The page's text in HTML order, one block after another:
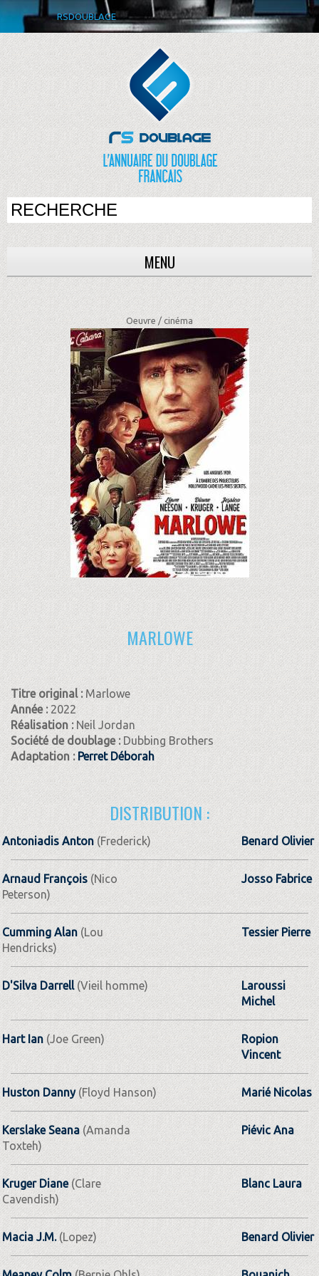
RSDOUBLAGE
MENU
Oeuvre /cinéma
MARLOWE
Titre original : Marlowe
Année : 2022
Réalisation :Neil Jordan
Société de doublage :Dubbing Brothers
Adaptation : Perret Déborah
DISTRIBUTION :
Antoniadis Anton(Frederick) Benard Olivier
Arnaud François(Nico
Peterson)
Josso Fabrice
Cumming Alan (Lou
Hendricks)
Tessier Pierre
D'Silva Darrell (Vieil homme)
Laroussi
Michel
Hart Ian(Joe Green)
Ropion
Vincent
Huston Danny(Floyd Hanson) Marié Nicolas
Kerslake Seana(Amanda
Toxteh)
Piévic Ana
Kruger Diane(Clare
Cavendish)
Blanc Laura
Macia J.M. (Lopez) Benard Olivier